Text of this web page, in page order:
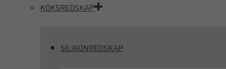
KÖKSREDSKAP
SILIKONREDSKAP